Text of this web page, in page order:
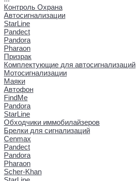
Контроль Охрана
Автосигнализации
StarLine
Pandect
Pandora
Pharaon
Призрак
Комплектующие для автосигнализаций
Мотосигнализации
Маяки
Автофон
FindMe
Pandora
StarLine
Обходчики иммобилайзеров
Брелки для сигнализаций
Cenmax
Pandect
Pandora
Pharaon
Scher-Khan